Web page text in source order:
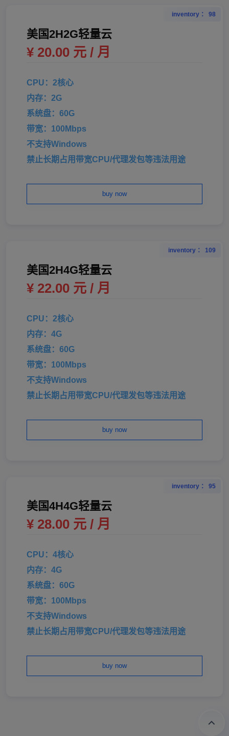
inventory ： 98
美国2H2G轻量云
¥ 20.00 元 / 月
CPU：2核心
内存：2G
系统盘：60G
带宽：100Mbps
不支持Windows
禁止长期占用带宽CPU/代理发包等违法用途
buy now
inventory ： 109
美国2H4G轻量云
¥ 22.00 元 / 月
CPU：2核心
内存：4G
系统盘：60G
带宽：100Mbps
不支持Windows
禁止长期占用带宽CPU/代理发包等违法用途
buy now
inventory ： 95
美国4H4G轻量云
¥ 28.00 元 / 月
CPU：4核心
内存：4G
系统盘：60G
带宽：100Mbps
不支持Windows
禁止长期占用带宽CPU/代理发包等违法用途
buy now